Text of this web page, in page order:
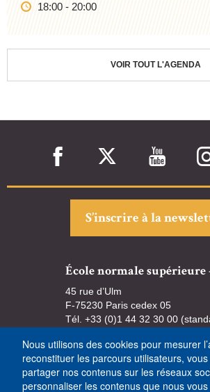
18:00 - 20:00
VOIR TOUT L'AGENDA
S’inscrire à la
École normale supérieure
45 rue d’Ulm
F-75230 Paris cedex 05
Tél. +33 (0)1 44 32 30 00
Nous utilisons des cookies pour mesurer
reconstituer les parcours utilisateurs,
partager nos contenus sur les réseaux
personnaliser les contenus que nous